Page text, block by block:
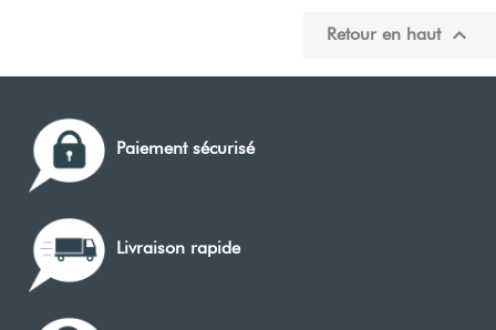
Retour en haut 
Paiement sécurisé
Livraison rapide